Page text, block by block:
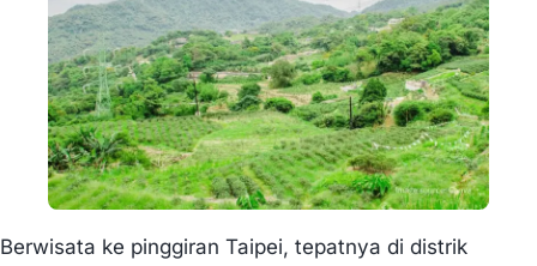
Berwisata ke pinggiran Taipei, tepatnya di distrik